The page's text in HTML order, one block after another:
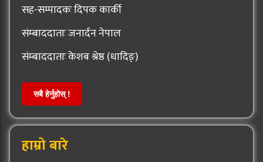
सह-सम्पादकः दिपक कार्की
संम्बाददाताः जनार्दन नेपाल
संम्बाददाताः केशब श्रेष्ठ (धादिङ्)
सबै हेर्नुहोस् !
हाम्रो बारे